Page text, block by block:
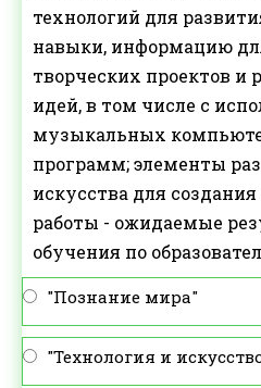
технологий для
навыки, информацию
творческих проектов и
идей, в том числе с
музыкальных
программ; элементы
искусства для
работы - ожидаемые
обучения по
"Познание мира"
"Технология и